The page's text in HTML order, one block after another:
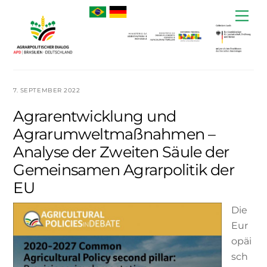
content
7. SEPTEMBER 2022
Agrarentwicklung und
Agrarumweltmaßnahmen –
Analyse der Zweiten Säule der
Gemeinsamen Agrarpolitik der
EU
Die
Eur
opäi
sch